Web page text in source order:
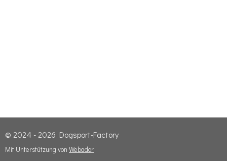
© 2024 - 2026 Dogsport-Factory
Mit Unterstützung von Webador